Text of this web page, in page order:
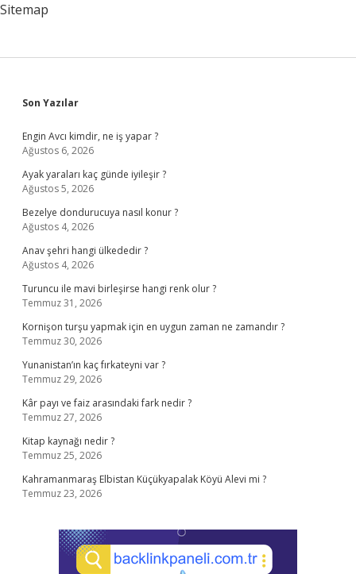
Sitemap
Sidebar
Son Yazılar
Engin Avcı kimdir, ne iş yapar ?
Ağustos 6, 2026
Ayak yaraları kaç günde iyileşir ?
Ağustos 5, 2026
Bezelye dondurucuya nasıl konur ?
Ağustos 4, 2026
Anav şehri hangi ülkededir ?
Ağustos 4, 2026
Turuncu ile mavi birleşirse hangi renk olur ?
Temmuz 31, 2026
Kornişon turşu yapmak için en uygun zaman ne zamandır ?
Temmuz 30, 2026
Yunanistan’ın kaç fırkateyni var ?
Temmuz 29, 2026
Kâr payı ve faiz arasındaki fark nedir ?
Temmuz 27, 2026
Kitap kaynağı nedir ?
Temmuz 25, 2026
Kahramanmaraş Elbistan Küçükyapalak Köyü Alevi mi ?
Temmuz 23, 2026